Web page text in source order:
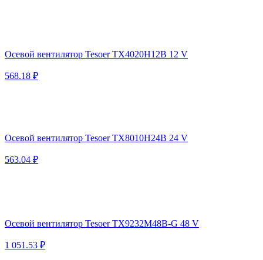
Осевой вентилятор Tesoer TX4020H12B 12 V
568.18 ₽
Осевой вентилятор Tesoer TX8010H24B 24 V
563.04 ₽
Осевой вентилятор Tesoer TX9232M48B-G 48 V
1 051.53 ₽